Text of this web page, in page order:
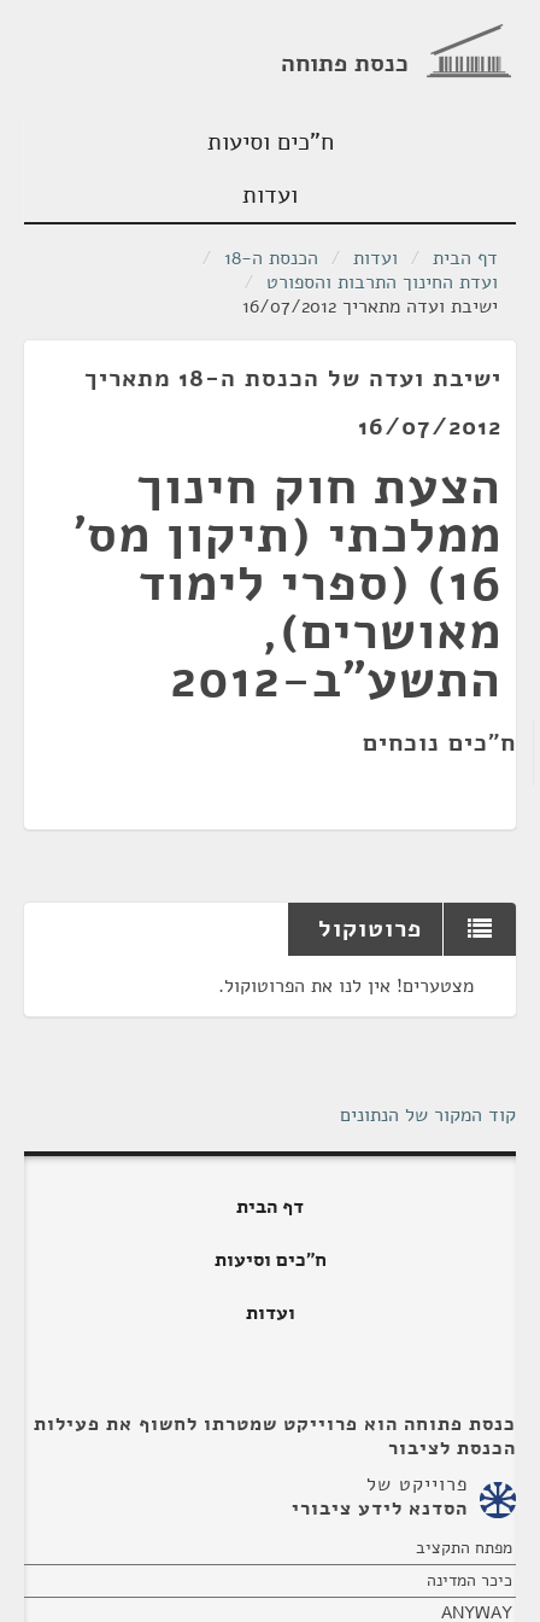
כנסת פתוחה
ח"כים וסיעות
ועדות
דף הבית / ועדות / הכנסת ה-18
/
ועדת החינוך התרבות והספורט /
ישיבת ועדה מתאריך 16/07/2012
ישיבת ועדה של הכנסת ה-18 מתאריך
16/07/2012
הצעת חוק חינוך
ממלכתי (תיקון מס'
16) (ספרי לימוד
מאושרים),
התשע"ב-2012
ח"כים נוכחים
פרוטוקול
מצטערים! אין לנו את הפרוטוקול.
קוד המקור של הנתונים
דף הבית
ח"כים וסיעות
ועדות
כנסת פתוחה הוא פרוייקט שמטרתו לחשוף את פעילות
הכנסת לציבור
פרוייקט של
הסדנא לידע ציבורי
מפתח התקציב
כיכר המדינה
ANYWAY